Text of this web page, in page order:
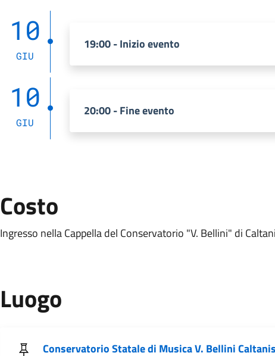
10
GIU
19:00 - Inizio evento
10
GIU
20:00 - Fine evento
Costo
Ingresso nella Cappella del Conservatorio "V. Bellini" di
Luogo
Conservatorio Statale di Musica V. Bellini